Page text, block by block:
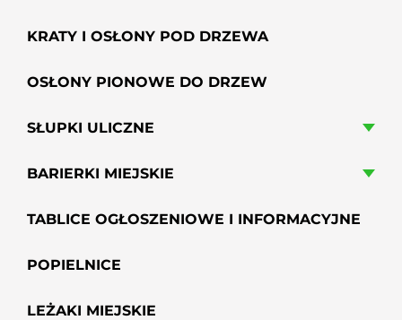
KRATY I OSŁONY POD DRZEWA
OSŁONY PIONOWE DO DRZEW
SŁUPKI ULICZNE
BARIERKI MIEJSKIE
TABLICE OGŁOSZENIOWE I INFORMACYJNE
POPIELNICE
LEŻAKI MIEJSKIE